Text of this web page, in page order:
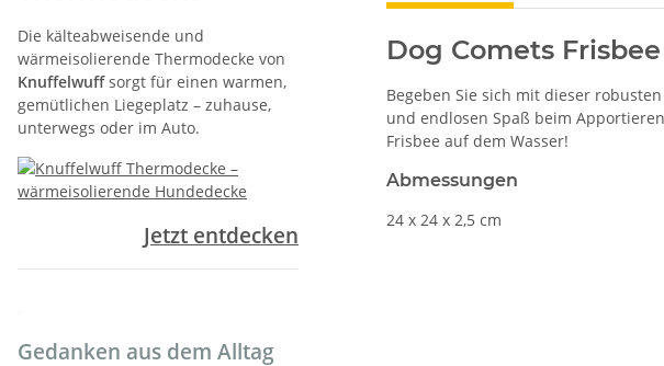
Dog Comets Frisbee
Begeben Sie sich mit dieser
und endlosen Spaß beim
Frisbee auf dem Wasser!
Abmessungen
24 x 24 x 2,5 cm
Die kälteabweisende und
wärmeisolierende Thermodecke von
Knuffelwuffsorgt für einen warmen,
gemütlichen Liegeplatz – zuhause,
unterwegs oder im Auto.
Jetzt entdecken
Gedanken aus dem Alltag